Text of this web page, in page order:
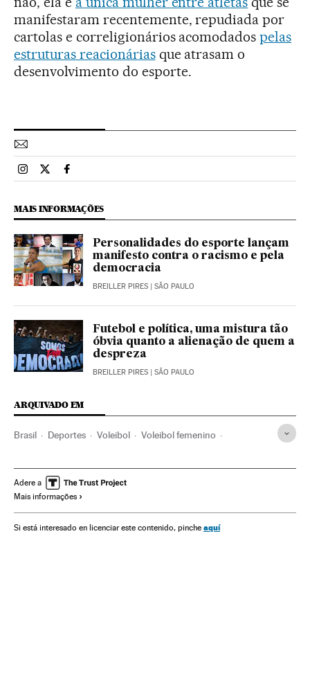
manifestaram recentemente, repudiada por
cartolas e correligionários acomodadospelas
estruturas reacionáriasque atrasam o
desenvolvimento do esporte.
Esportes El País Brasil en Instagram
Esportes El País Brasil en Twitter
Esportes El País Brasil en Facebook
MAIS INFORMAÇÕES
Personalidades do esporte lançam
manifesto contra o racismo e pela
democracia
BREILLER PIRES | SÃO PAULO
Futebol e política, uma mistura tão
óbvia quanto a alienação de quem a
despreza
BREILLER PIRES | SÃO PAULO
ARQUIVADO EM
Brasil Deportes Voleibol Voleibol femenino
Justicia deportiva Censura
Política deportiva
Patrocinios Jair Bolsonaro Gobierno Brasil
Adere a
Mais informações
Si está interesado en licenciar este contenido, pinche aquí